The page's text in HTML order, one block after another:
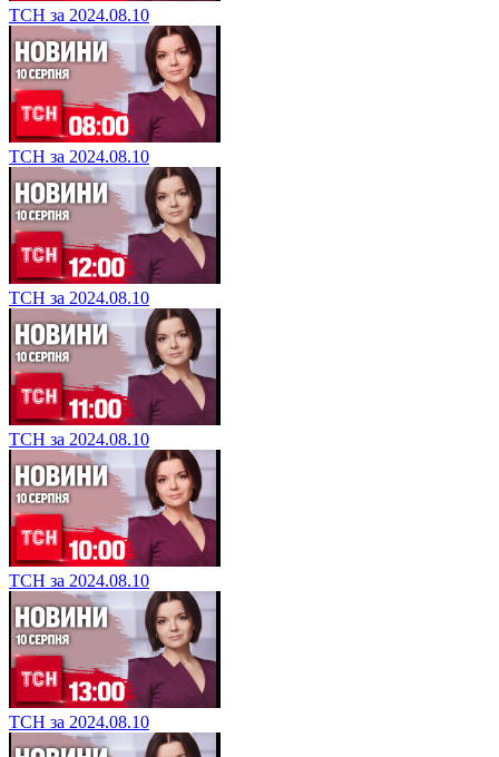
ТСН за 2024.08.10
ТСН за 2024.08.10
ТСН за 2024.08.10
ТСН за 2024.08.10
ТСН за 2024.08.10
ТСН за 2024.08.10